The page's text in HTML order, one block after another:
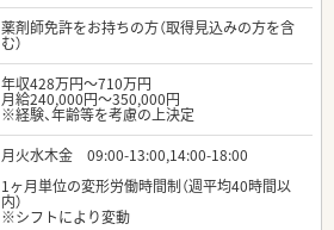
薬剤師免許をお持ちの方（取得見込みの方を含
む）
年収428万円～710万円
月給240,000円～350,000円
※経験、年齢等を考慮の上決定
月火水木金 09:00-13:00,14:00-18:00
1ヶ月単位の変形労働時間制（週平均40時間以
内）
※シフトにより変動